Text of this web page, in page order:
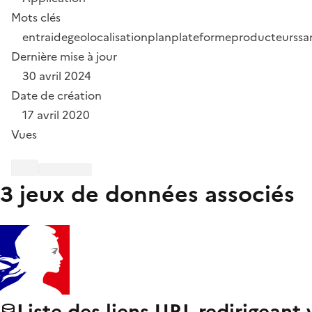
Mots clés
entraidegeolocalisationplanplateformeproducteurs
Dernière mise à jour
30 avril 2024
Date de création
17 avril 2020
Vues
3 jeux de données associés